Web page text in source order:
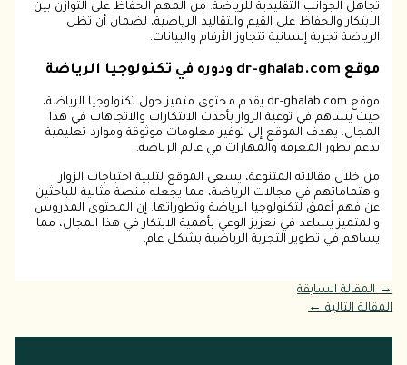
تجاهل الجوانب التقليدية للرياضة. من المهم الحفاظ على التوازن بين
الابتكار والحفاظ على القيم والتقاليد الرياضية، لضمان أن تظل
الرياضة تجربة إنسانية تتجاوز الأرقام والبيانات.
موقع dr-ghalab.com ودوره في تكنولوجيا الرياضة
موقع dr-ghalab.com يقدم محتوى متميز حول تكنولوجيا الرياضة،
حيث يساهم في توعية الزوار بأحدث الابتكارات والاتجاهات في هذا
المجال. يهدف الموقع إلى توفير معلومات موثوقة وموارد تعليمية
تدعم تطور المعرفة والمهارات في عالم الرياضة.
من خلال مقالاته المتنوعة، يسعى الموقع لتلبية احتياجات الزوار
واهتماماتهم في مجالات الرياضة، مما يجعله منصة مثالية للباحثين
عن فهم أعمق لتكنولوجيا الرياضة وتطوراتها. إن المحتوى المدروس
والمتميز يساعد في تعزيز الوعي بأهمية الابتكار في هذا المجال، مما
يساهم في تطوير التجربة الرياضية بشكل عام.
→المقالة السابقة
المقالة التالية←